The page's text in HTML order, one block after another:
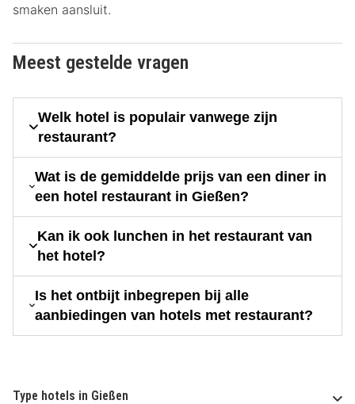
smaken aansluit.
Meest gestelde vragen
Welk hotel is populair vanwege zijn
restaurant?
Wat is de gemiddelde prijs van een diner in
een hotel restaurant in Gießen?
Kan ik ook lunchen in het restaurant van
het hotel?
Is het ontbijt inbegrepen bij alle
aanbiedingen van hotels met restaurant?
Type hotels in Gießen